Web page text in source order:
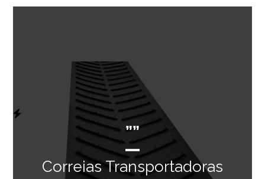
””
Correias Transportadoras